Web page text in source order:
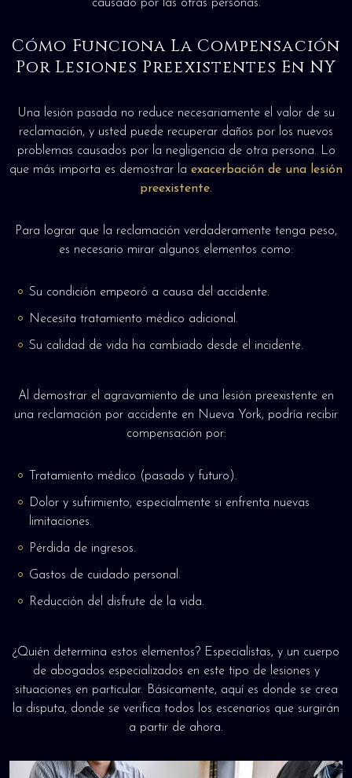
causado por las otras personas.
Cómo Funciona La Compensación
Por Lesiones Preexistentes En NY
Una lesión pasada no reduce necesariamente el valor de su
reclamación, y usted puede recuperar daños por los nuevos
problemas causados por la negligencia de otra persona. Lo
que más importa es demostrar la exacerbación de una lesión
preexistente.
Para lograr que la reclamación verdaderamente tenga peso,
es necesario mirar algunos elementos como:
Su condición empeoró a causa del accidente.
Necesita tratamiento médico adicional.
Su calidad de vida ha cambiado desde el incidente.
Al demostrar el agravamiento de una lesión preexistente en
una reclamación por accidente en Nueva York, podría recibir
compensación por:
Tratamiento médico (pasado y futuro).
Dolor y sufrimiento, especialmente si enfrenta nuevas
limitaciones.
Pérdida de ingresos.
Gastos de cuidado personal.
Reducción del disfrute de la vida.
¿Quién determina estos elementos? Especialistas, y un cuerpo
de abogados especializados en este tipo de lesiones y
situaciones en particular. Básicamente, aquí es donde se crea
la disputa, donde se verifica todos los escenarios que surgirán
a partir de ahora.